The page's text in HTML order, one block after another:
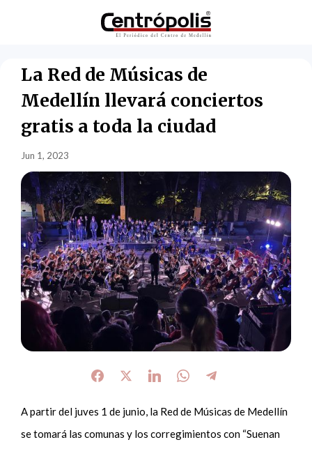
La Red de Músicas de
Medellín llevará conciertos
gratis a toda la ciudad
Jun 1, 2023
A partir del juves 1 de junio, la Red de Músicas de Medellín
se tomará las comunas y los corregimientos con “Suenan